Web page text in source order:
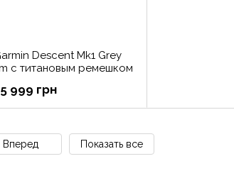
Descent Mk1 Grey
с титановым ремешком
999 грн
Вперед Показать все